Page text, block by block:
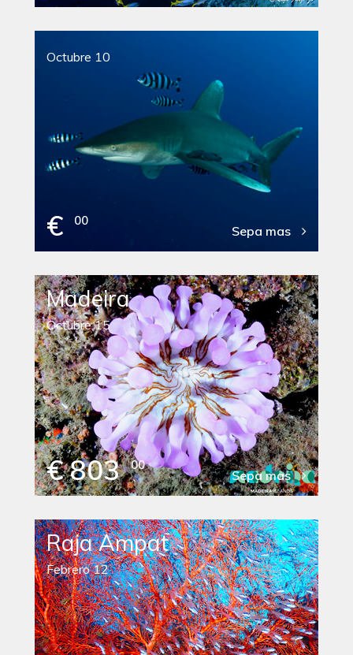
Octubre 10
€ 00
Sepa mas
Madeira
Octubre 15
€ 803 00
Sepa mas
Raja Ampat
Febrero 12